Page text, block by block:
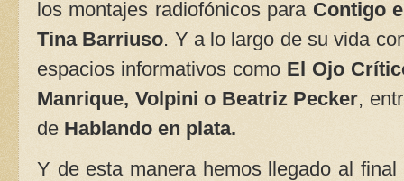
los montajes radiofónicos para Contigo
Tina Barriuso. Y a lo largo de su vida
espacios informativos como El Ojo
Manrique, Volpini o Beatriz Pecker,
de Hablando en plata.
Y de esta manera hemos llegado al